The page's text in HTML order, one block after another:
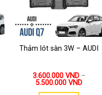
Thảm lót sàn 3W – AUDI
3.600.000 VND–
5.500.000 VND